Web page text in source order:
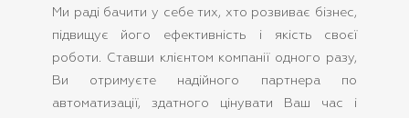
Ми раді бачити у себе тих, хто розвиває бізнес,
підвищує його ефективність і якість своєї
роботи. Ставши клієнтом компанії одного разу,
Ви отримуєте надійного партнера по
автоматизації, здатного цінувати Ваш час і